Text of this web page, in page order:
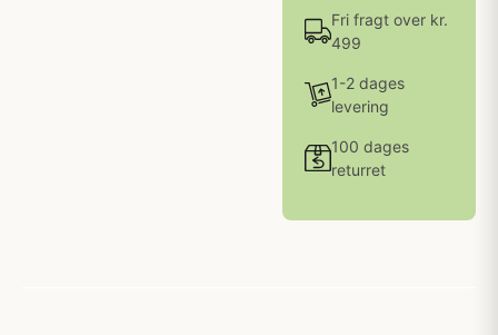
Fri fragt over kr.
499
1-2 dages
levering
100 dages
returret